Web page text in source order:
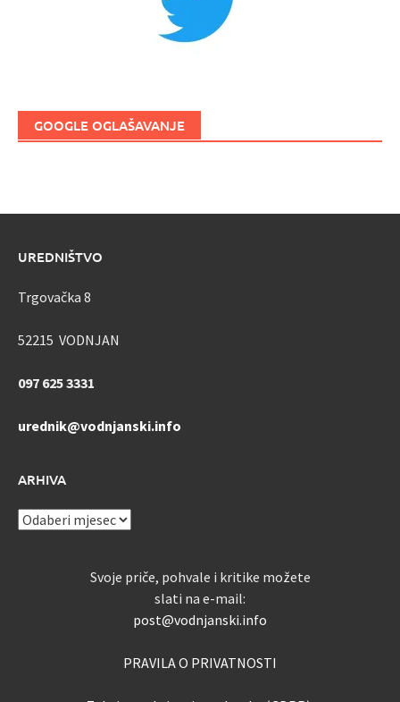
GOOGLE OGLAŠAVANJE
UREDNIŠTVO
Trgovačka 8
52215 VODNJAN
097 625 3331
urednik@vodnjanski.info
ARHIVA
ARHIVA
Svoje priče, pohvale i kritike možete
slati na e-mail:
post@vodnjanski.info
PRAVILA O PRIVATNOSTI